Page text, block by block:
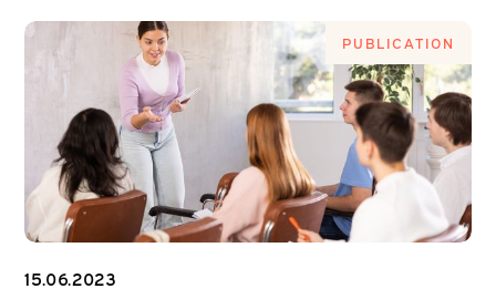
PUBLICATION
15.06.2023